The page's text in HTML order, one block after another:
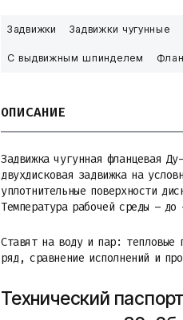
Задвижки Задвижки чугунные
С выдвижным шпинделем
ОПИСАНИЕ
Задвижка чугунная фланцевая
двухдисковая задвижка на
уплотнительные поверхности
Температура рабочей среды – до
Ставят на воду и пар: тепловые
ряд, сравнение исполнений и
Технический